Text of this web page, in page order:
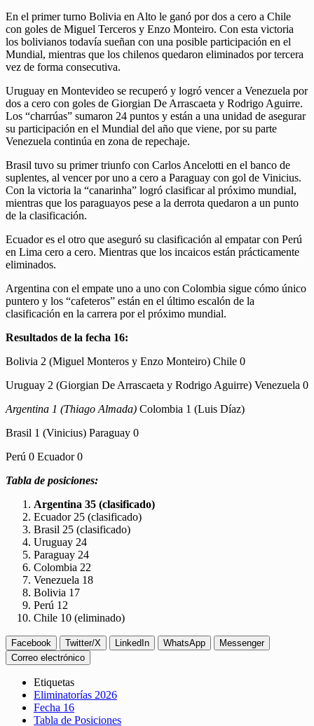
En el primer turno Bolivia en Alto le ganó por dos a cero a Chile
con goles de Miguel Terceros y Enzo Monteiro. Con esta victoria
los bolivianos todavía sueñan con una posible participación en el
Mundial, mientras que los chilenos quedaron eliminados por tercera
vez de forma consecutiva.
Uruguay en Montevideo se recuperó y logró vencer a Venezuela por
dos a cero con goles de Giorgian De Arrascaeta y Rodrigo Aguirre.
Los “charrúas” sumaron 24 puntos y están a una unidad de asegurar
su participación en el Mundial del año que viene, por su parte
Venezuela continúa en zona de repechaje.
Brasil tuvo su primer triunfo con Carlos Ancelotti en el banco de
suplentes, al vencer por uno a cero a Paraguay con gol de Vinicius.
Con la victoria la “canarinha” logró clasificar al próximo mundial,
mientras que los paraguayos pese a la derrota quedaron a un punto
de la clasificación.
Ecuador es el otro que aseguró su clasificación al empatar con Perú
en Lima cero a cero. Mientras que los incaicos están prácticamente
eliminados.
Argentina con el empate uno a uno con Colombia sigue cómo único
puntero y los “cafeteros” están en el último escalón de la
clasificación en la carrera por el próximo mundial.
Resultados de la fecha 16:
Bolivia 2 (Miguel Monteros y Enzo Monteiro) Chile 0
Uruguay 2 (Giorgian De Arrascaeta y Rodrigo Aguirre) Venezuela 0
Argentina 1 (Thiago Almada) Colombia 1 (Luis Díaz)
Brasil 1 (Vinicius) Paraguay 0
Perú 0 Ecuador 0
Tabla de posiciones:
Argentina 35 (clasificado)
Ecuador 25 (clasificado)
Brasil 25 (clasificado)
Uruguay 24
Paraguay 24
Colombia 22
Venezuela 18
Bolivia 17
Perú 12
Chile 10 (eliminado)
Facebook Twitter/X LinkedIn WhatsApp
Messenger
Correo electrónico
Etiquetas
Eliminatorías 2026
Fecha 16
Tabla de Posiciones